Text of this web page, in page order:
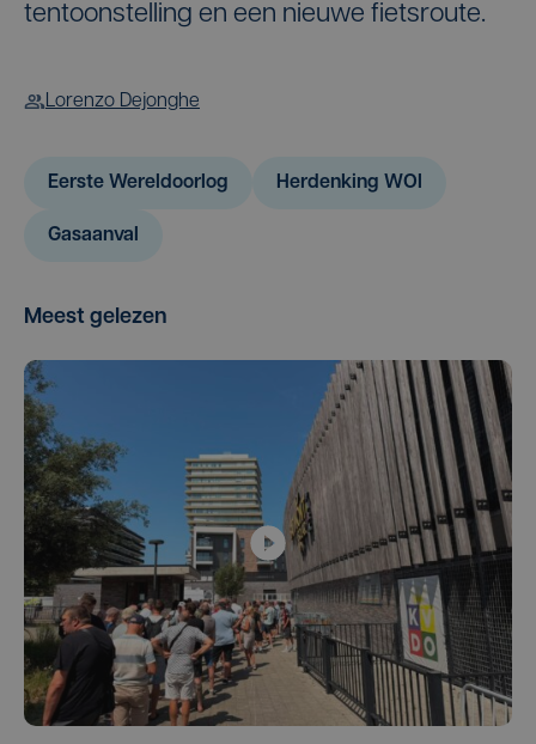
tentoonstelling en een nieuwe fietsroute.
Lorenzo Dejonghe
Eerste Wereldoorlog Herdenking WOI
Gasaanval
Meest gelezen